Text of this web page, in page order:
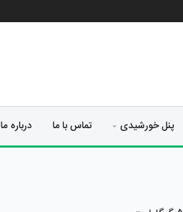
پنل خورشیدی تماس با ما درباره ما